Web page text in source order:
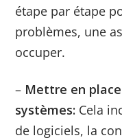
étape par étape
problèmes, une
occuper.
– Mettre en
systèmes: Cela
de logiciels, la